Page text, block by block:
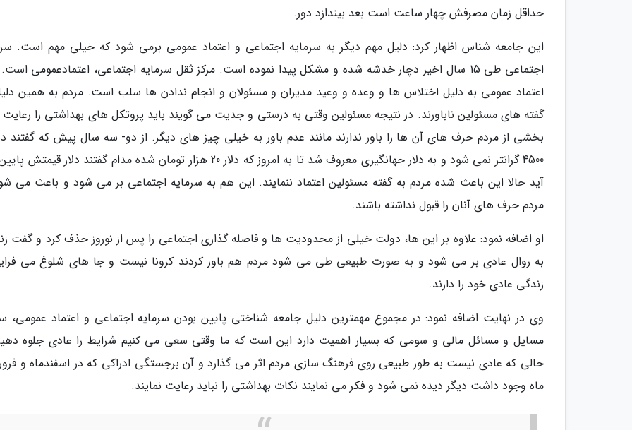
حداقل زمان مصرفش چهار ساعت است بعد بیندازد دور.
این جامعه شناس اظهار کرد: دلیل مهم دیگر به سرمایه اجتماعی و اعتماد عمومی برمی شود که خیلی مهم است.
اجتماعی طی 15 سال اخیر دچار خدشه شده و مشکل پیدا نموده است. مرکز ثقل سرمایه اجتماعی، اعتمادعمومی
اعتماد عمومی به دلیل اختلاس ها و وعده و وعید مدیران و مسئولان و انجام ندادن ها سلب است. مردم به همین
گفته های مسئولین ناباورند. در نتیجه مسئولین وقتی به درستی و جدیت می گویند باید پروتکل های بهداشتی را رعایت
بخشی از مردم حرف های آن ها را باور ندارند مانند عدم باور به خیلی چیز های دیگر. از دو- سه سال پیش که گفتند
4500 گرانتر نمی شود و به دلار جهانگیری معروف شد تا به امروز که دلار 20 هزار تومان شده مدام گفتند دلار
آید حالا این باعث شده مردم به گفته مسئولین اعتماد ننمایند. این هم به سرمایه اجتماعی بر می شود و باعث می
مردم حرف های آنان را قبول نداشته باشند.
او اضافه نمود: علاوه بر این ها، دولت خیلی از محدودیت ها و فاصله گذاری اجتماعی را پس از نوروز حذف کرد و گفت
به روال عادی بر می شود و به صورت طبیعی طی می شود مردم هم باور کردند کرونا نیست و جا های شلوغ می
زندگی عادی خود را دارند.
وی در نهایت اضافه نمود: در مجموع مهمترین دلیل جامعه شناختی پایین بودن سرمایه اجتماعی و اعتماد
مسایل و مسائل مالی و سومی که بسیار اهمیت دارد این است که ما وقتی سعی می کنیم شرایط را عادی جلوه
حالی که عادی نیست به طور طبیعی روی فرهنگ سازی مردم اثر می گذارد و آن برجستگی ادراکی که در اسفندماه و
ماه وجود داشت دیگر دیده نمی شود و فکر می نمایند نکات بهداشتی را نباید رعایت نمایند.